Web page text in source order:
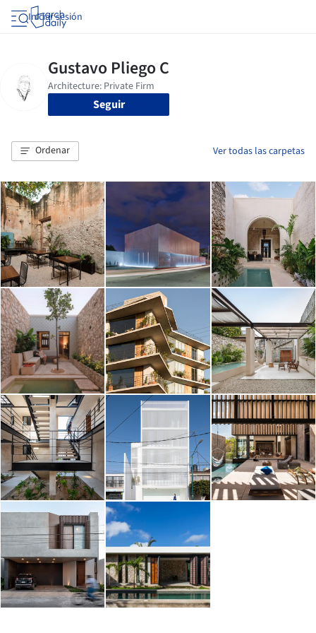
Iniciar sesión
Seguir
Ordenar Ver todas las carpetas